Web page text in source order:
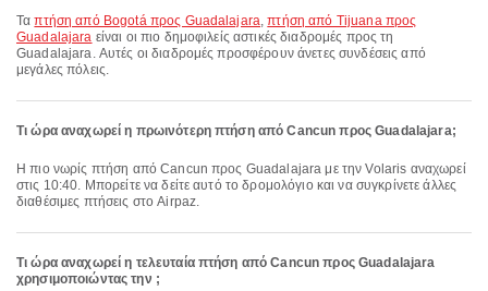
Ταπτήση από Bogotá προς Guadalajara,πτήση από Tijuana προς
Guadalajara είναι οι πιο δημοφιλείς αστικές διαδρομές προς τη
Guadalajara. Αυτές οι διαδρομές προσφέρουν άνετες συνδέσεις από
μεγάλες πόλεις.
Τι ώρα αναχωρεί η πρωινότερη πτήση από Cancun προς Guadalajara;
Η πιο νωρίς πτήση από Cancun προς Guadalajara με την Volaris αναχωρεί
στις 10:40. Μπορείτε να δείτε αυτό το δρομολόγιο και να συγκρίνετε άλλες
διαθέσιμες πτήσεις στο Airpaz.
Τι ώρα αναχωρεί η τελευταία πτήση από Cancun προς Guadalajara
χρησιμοποιώντας την ;